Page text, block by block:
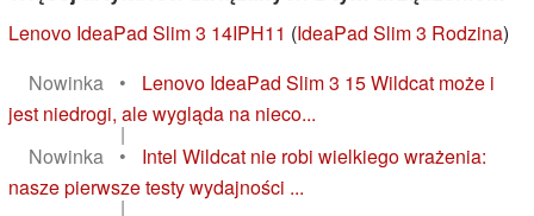
Lenovo IdeaPad Slim 3 14IPH11 (IdeaPad Slim 3 Rodzina)
Nowinka
•
Lenovo IdeaPad Slim 3 15 Wildcat może i
jest niedrogi, ale wygląda na nieco...
|
Nowinka
•
Intel Wildcat nie robi wielkiego wrażenia:
nasze pierwsze testy wydajności ...
|